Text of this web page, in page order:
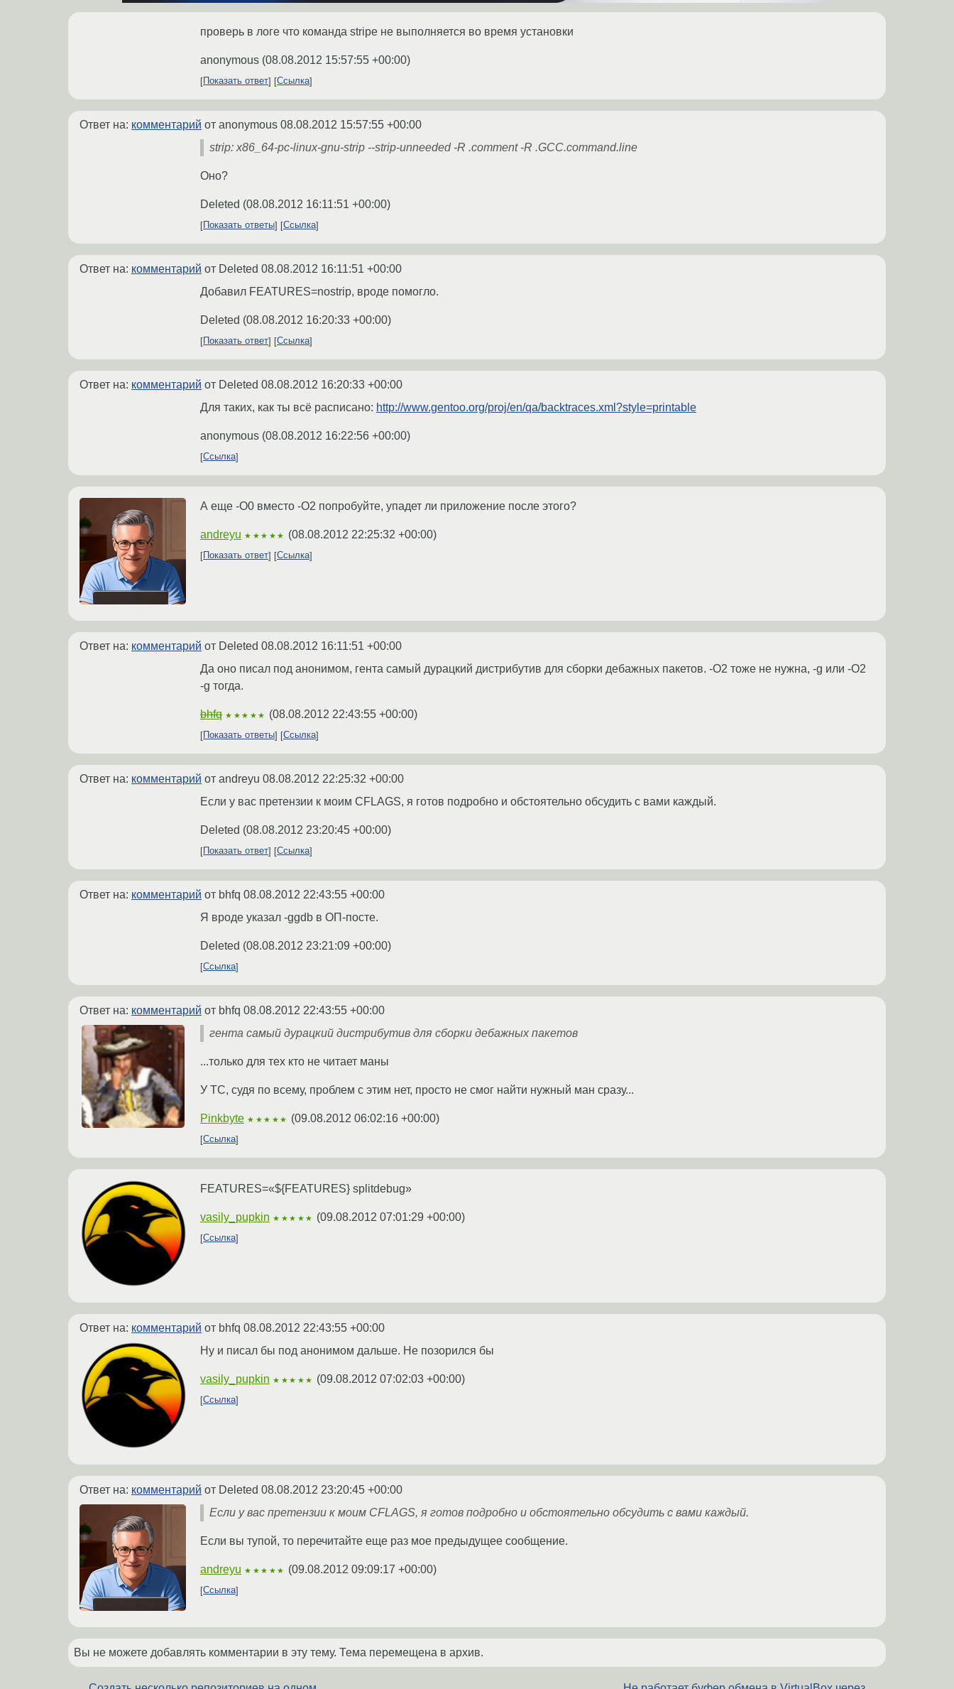
проверь в логе что команда stripe не выполняется во время установки
anonymous (08.08.2012 15:57:55 +00:00)
Показать ответ Ссылка
Ответ на: комментарий от anonymous 08.08.2012 15:57:55 +00:00
strip: x86_64-pc-linux-gnu-strip --strip-unneeded -R .comment -R .GCC.command.line
Оно?
Deleted (08.08.2012 16:11:51 +00:00)
Показать ответы Ссылка
Ответ на: комментарий от Deleted 08.08.2012 16:11:51 +00:00
Добавил FEATURES=nostrip, вроде помогло.
Deleted (08.08.2012 16:20:33 +00:00)
Показать ответ Ссылка
Ответ на: комментарий от Deleted 08.08.2012 16:20:33 +00:00
Для таких, как ты всё расписано: http://www.gentoo.org/proj/en/qa/backtraces.xml?style=printable
anonymous (08.08.2012 16:22:56 +00:00)
Ссылка
А еще -O0 вместо -O2 попробуйте, упадет ли приложение после этого?
andreyu ★★★★★ (08.08.2012 22:25:32 +00:00)
Показать ответ Ссылка
Ответ на: комментарий от Deleted 08.08.2012 16:11:51 +00:00
Да оно писал под анонимом, гента самый дурацкий дистрибутив для сборки дебажных пакетов. -O2 тоже не нужна, -g или -O2
-g тогда.
bhfq ★★★★★ (08.08.2012 22:43:55 +00:00)
Показать ответы Ссылка
Ответ на: комментарий от andreyu 08.08.2012 22:25:32 +00:00
Если у вас претензии к моим CFLAGS, я готов подробно и обстоятельно обсудить с вами каждый.
Deleted (08.08.2012 23:20:45 +00:00)
Показать ответ Ссылка
Ответ на: комментарий от bhfq 08.08.2012 22:43:55 +00:00
Я вроде указал -ggdb в ОП-посте.
Deleted (08.08.2012 23:21:09 +00:00)
Ссылка
Ответ на: комментарий от bhfq 08.08.2012 22:43:55 +00:00
гента самый дурацкий дистрибутив для сборки дебажных пакетов
...только для тех кто не читает маны
У ТС, судя по всему, проблем с этим нет, просто не смог найти нужный ман сразу...
Pinkbyte ★★★★★ (09.08.2012 06:02:16 +00:00)
Ссылка
FEATURES=«${FEATURES} splitdebug»
vasily_pupkin ★★★★★ (09.08.2012 07:01:29 +00:00)
Ссылка
Ответ на: комментарий от bhfq 08.08.2012 22:43:55 +00:00
Ну и писал бы под анонимом дальше. Не позорился бы
vasily_pupkin ★★★★★ (09.08.2012 07:02:03 +00:00)
Ссылка
Ответ на: комментарий от Deleted 08.08.2012 23:20:45 +00:00
Если у вас претензии к моим CFLAGS, я готов подробно и обстоятельно обсудить с вами каждый.
Если вы тупой, то перечитайте еще раз мое предыдущее сообщение.
andreyu ★★★★★ (09.08.2012 09:09:17 +00:00)
Ссылка
Вы не можете добавлять комментарии в эту тему. Тема перемещена в архив.